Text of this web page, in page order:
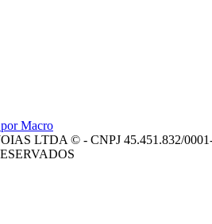
por Macro
LTDA © - CNPJ 45.451.832/